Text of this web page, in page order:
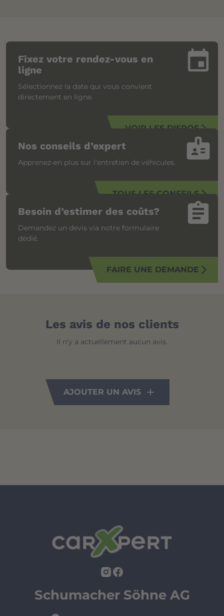
insert_invitation
Fixez votre rendez-vous en
ligne
Sélectionnez la date qui vous convient
directement en ligne.
VOIR LES DISPOSarrow_forward_ios
badge
Nos conseils d’expert
Apprenez-en plus sur l’entretien de véhicules.
TOUS LES CONSEILSarrow_forward_ios
assignment
Besoin d’estimer des coûts?
Demandez un devis via notre formulaire
dédié.
FAIRE UNE DEMANDE arrow_forward_ios
Les avis de nos clients
Il n'y a actuellement aucun avis.
AJOUTER UN AVIS
Schumacher Söhne AG